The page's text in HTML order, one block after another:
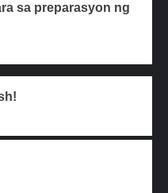
sa preparasyon ng